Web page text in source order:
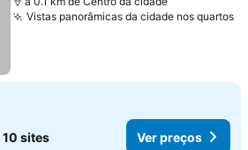
Vistas panorâmicas da cidade nos quartos
10 sites Ver preços